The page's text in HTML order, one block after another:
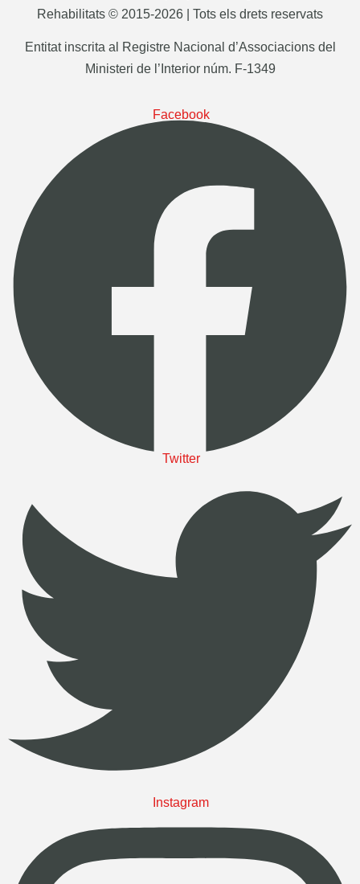
Rehabilitats © 2015-2026 | Tots els drets reservats
Entitat inscrita al Registre Nacional d’Associacions del
Ministeri de l’Interior núm. F-1349
Facebook
Twitter
Instagram